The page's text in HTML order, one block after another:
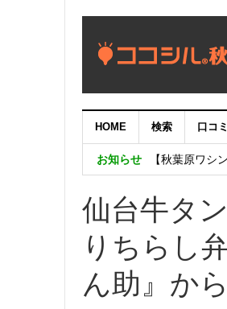
HOME 検索 口コミ
お知らせ
【重要：9月5
【秋葉原ワシ
仙台牛タ
りちらし
ん助』か